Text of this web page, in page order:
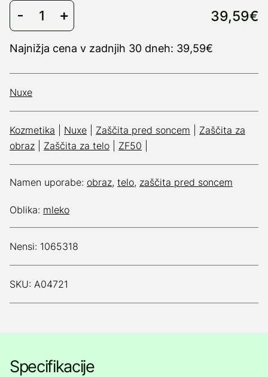
39,59€
Najnižja cena v zadnjih 30 dneh: 39,59€
Nuxe
Kozmetika Nuxe Zaščita pred soncem
Zaščita za
obraz
Zaščita za telo ZF50
Namen uporabe: obraz, telo, zaščita pred soncem
Oblika: mleko
Nensi: 1065318
SKU: A04721
Specifikacije